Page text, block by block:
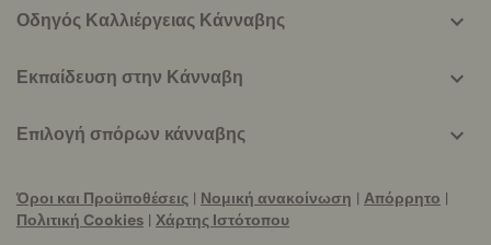
Οδηγός Καλλιέργειας Κάνναβης
Εκπαίδευση στην Κάνναβη
Επιλογή σπόρων κάνναβης
Όροι και Προϋποθέσεις | Νομική ανακοίνωση | Απόρρητο |
Πολιτική Cookies | Χάρτης Ιστότοπου